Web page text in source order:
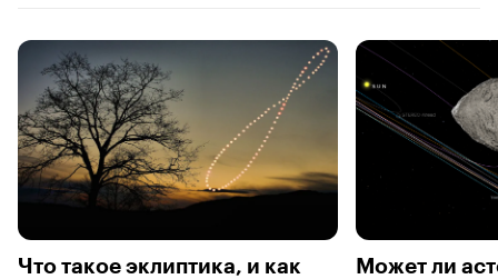
Что такое эклиптика, и как
Может ли